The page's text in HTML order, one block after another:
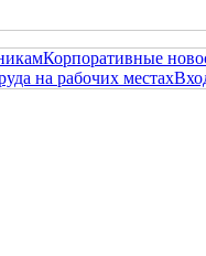
Корпоративные
на рабочих местах